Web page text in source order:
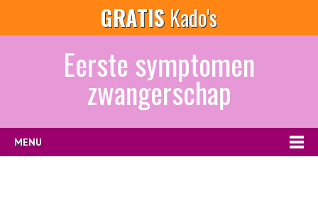
GRATIS Kado's
Eerste symptomen
zwangerschap
MENU